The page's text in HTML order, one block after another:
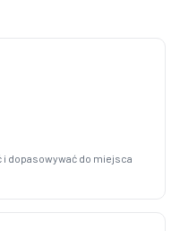
i dopasowywać do miejsca